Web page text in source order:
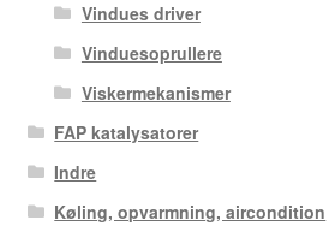
Vindues driver
Vinduesoprullere
Viskermekanismer
FAP katalysatorer
Indre
Køling, opvarmning, aircondition